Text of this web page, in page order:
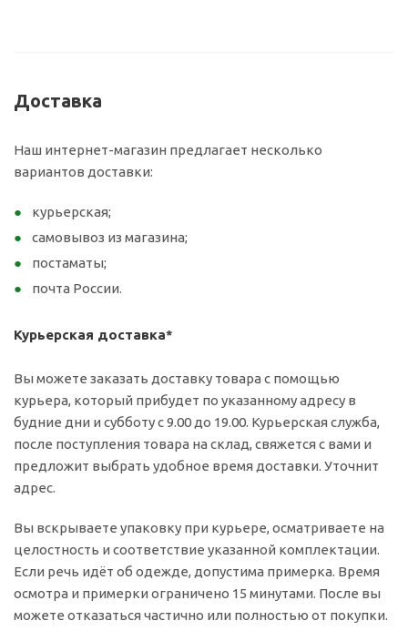
Доставка
Наш интернет-магазин предлагает несколько
вариантов доставки:
курьерская;
самовывоз из магазина;
постаматы;
почта России.
Курьерская доставка*
Вы можете заказать доставку товара с помощью
курьера, который прибудет по указанному адресу в
будние дни и субботу с 9.00 до 19.00. Курьерская служба,
после поступления товара на склад, свяжется с вами и
предложит выбрать удобное время доставки. Уточнит
адрес.
Вы вскрываете упаковку при курьере, осматриваете на
целостность и соответствие указанной комплектации.
Если речь идёт об одежде, допустима примерка. Время
осмотра и примерки ограничено 15 минутами. После вы
можете отказаться частично или полностью от покупки.